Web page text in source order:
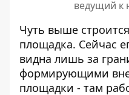
ведущий к
Чуть выше
площадка. Сейчас
видна лишь за
формирующими
площадки - там